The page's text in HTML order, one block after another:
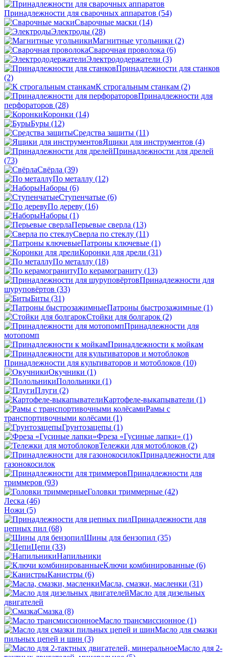
Принадлежности для сварочных аппаратов (54)
Сварочные маски (14)
Электроды (28)
Магнитные угольники (2)
Сварочная проволока (6)
Электрододержатели (3)
Принадлежности для станков
(2)
К строгальным станкам (2)
Принадлежности для
перфораторов (28)
Коронки (14)
Буры (12)
Средства защиты (11)
Ящики для инструментов (4)
Принадлежности для дрелей
(73)
Свёрла (39)
По металлу (12)
Наборы (6)
Ступенчатые (6)
По дереву (16)
Наборы (1)
Перьевые сверла (13)
Сверла по стеклу (11)
Патроны ключевые (1)
Коронки для дрели (31)
По металлу (18)
По керамограниту (13)
Принадлежности для
шуруповёртов (33)
Биты (31)
Патроны быстрозажимные (1)
Стойки для болгарок (2)
Принадлежности для
мотопомп
Принадлежности к мойкам
Принадлежности для культиваторов и мотоблоков (10)
Окучники (1)
Полольники (1)
Плуги (2)
Картофеле-выкапыватели (1)
Рамы с
транспортивочными колёсами (1)
Грунтозацепы (1)
Фреза «Гусиные лапки» (1)
Тележки для мотоблоков (2)
Принадлежности для
газонокосилок
Принадлежности для
триммеров (93)
Головки триммерные (42)
Леска (46)
Ножи (5)
Принадлежности для
цепных пил (68)
Шины для бензопил (35)
Цепи (33)
Напильники
Ключи комбинированные (6)
Канистры (6)
Масла, смазки, масленки (31)
Масло для дизельных
двигателей
Смазка (8)
Масло трансмиссионное (1)
Масло для смазки
пильных цепей и шин (3)
Масло для 2-